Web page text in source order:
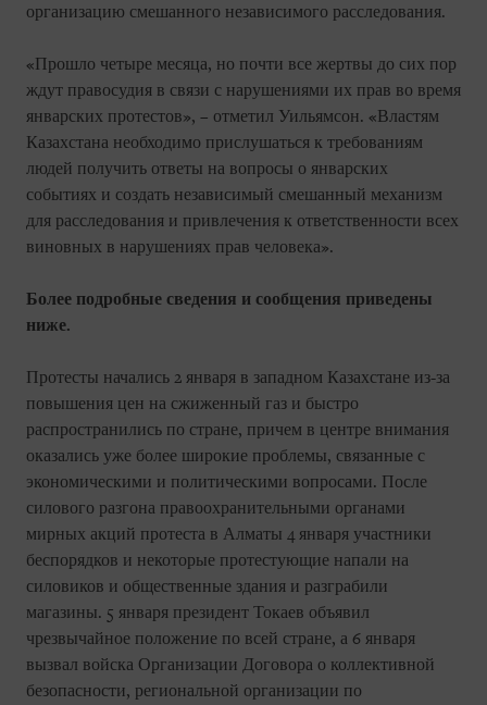
организацию смешанного независимого расследования.
«Прошло четыре месяца, но почти все жертвы до сих пор
ждут правосудия в связи с нарушениями их прав во время
январских протестов», – отметил Уильямсон. «Властям
Казахстана необходимо прислушаться к требованиям
людей получить ответы на вопросы о январских
событиях и создать независимый смешанный механизм
для расследования и привлечения к ответственности всех
виновных в нарушениях прав человека».
Более подробные сведения и сообщения приведены
ниже.
Протесты начались 2 января в западном Казахстане из-за
повышения цен на сжиженный газ и быстро
распространились по стране, причем в центре внимания
оказались уже более широкие проблемы, связанные с
экономическими и политическими вопросами. После
силового разгона правоохранительными органами
мирных акций протеста в Алматы 4 января участники
беспорядков и некоторые протестующие напали на
силовиков и общественные здания и разграбили
магазины. 5 января президент Токаев объявил
чрезвычайное положение по всей стране, а 6 января
вызвал войска Организации Договора о коллективной
безопасности, региональной организации по